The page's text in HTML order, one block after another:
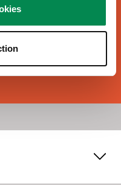
spécifications ou la
votre interlocuteur